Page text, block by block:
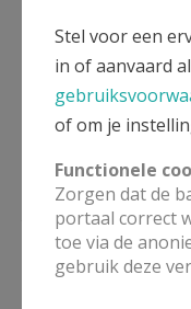
Vandaele
Stel voor een
in of aanvaard
of om je
Functionele
Zorgen dat de
portaal correct
toe via de
gebruik deze